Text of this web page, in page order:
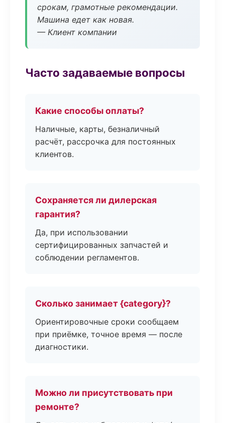
срокам, грамотные рекомендации.
Машина едет как новая.
— Клиент компании
Часто задаваемые вопросы
Какие способы оплаты?
Наличные, карты, безналичный
расчёт, рассрочка для постоянных
клиентов.
Сохраняется ли дилерская
гарантия?
Да, при использовании
сертифицированных запчастей и
соблюдении регламентов.
Сколько занимает {category}?
Ориентировочные сроки сообщаем
при приёмке, точное время — после
диагностики.
Можно ли присутствовать при
ремонте?